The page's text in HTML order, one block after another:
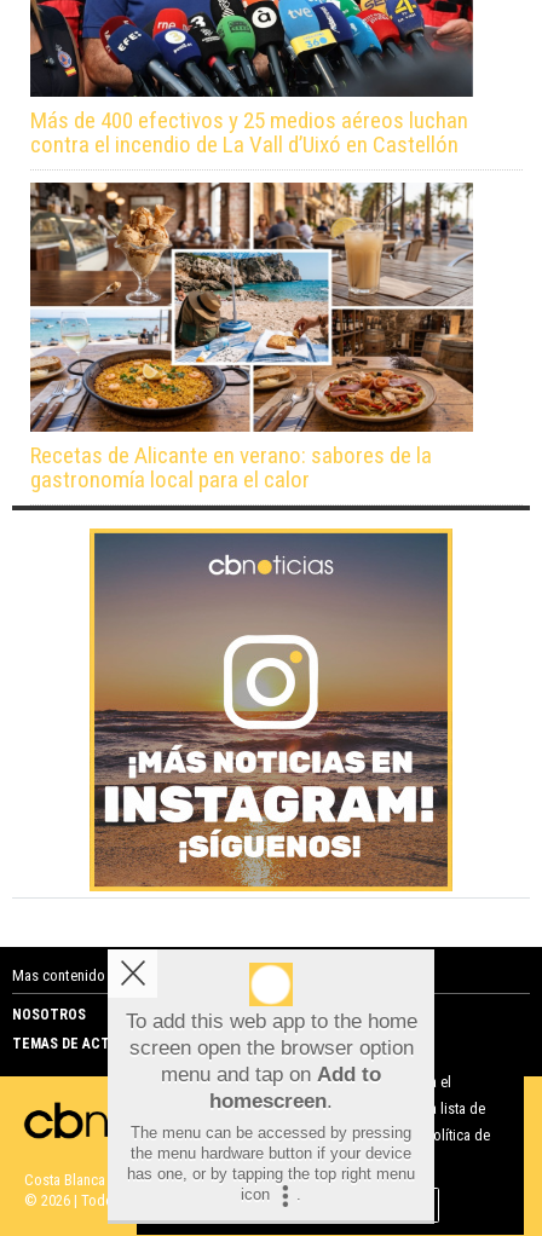
Más de 400 efectivos y 25 medios aéreos luchan
contra el incendio de La Vall d’Uixó en Castellón
Recetas de Alicante en verano: sabores de la
gastronomía local para el calor
Mas contenido de Costa Blanca Noticias:
NOSOTROS
PUBLICIDAD
TEMAS DE ACTUALIDAD
Costa Blanca Noticias | Términos de uso| Protección de datos
© 2026 | Todos los derechos reservados
To add this web app to the home
screen open the browser option
menu and tap on Add to
homescreen.
The menu can be accessed by pressing
the menu hardware button if your device
has one, or by tapping the top right menu
icon
.
Aviso sobre el Uso de cookies:
Utilizamos cookies nuestras y de terceros para el
funcionamiento del digital. Puedes consultar la lista de
cookies y como desconectarlas. Ver nuestra Política de
Privacidad y Cookies
Aceptar Cookies